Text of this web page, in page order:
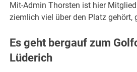
Mit-Admin Thorsten ist hier
ziemlich viel über den Platz gehört,
Es geht bergauf zum
Lüderich